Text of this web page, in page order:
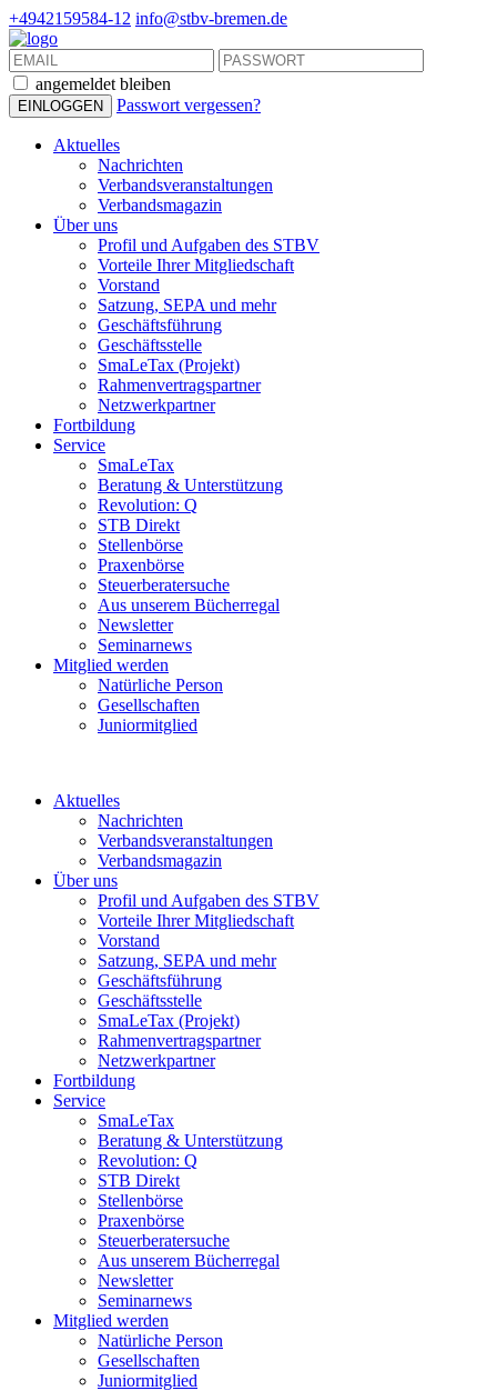
+4942159584-12 info@stbv-bremen.de
angemeldet bleiben
Passwort vergessen?
Aktuelles
Nachrichten
Verbandsveranstaltungen
Verbandsmagazin
Über uns
Profil und Aufgaben des STBV
Vorteile Ihrer Mitgliedschaft
Vorstand
Satzung, SEPA und mehr
Geschäftsführung
Geschäftsstelle
SmaLeTax (Projekt)
Rahmenvertragspartner
Netzwerkpartner
Fortbildung
Service
SmaLeTax
Beratung & Unterstützung
Revolution: Q
STB Direkt
Stellenbörse
Praxenbörse
Steuerberatersuche
Aus unserem Bücherregal
Newsletter
Seminarnews
Mitglied werden
Natürliche Person
Gesellschaften
Juniormitglied
Aktuelles
Nachrichten
Verbandsveranstaltungen
Verbandsmagazin
Über uns
Profil und Aufgaben des STBV
Vorteile Ihrer Mitgliedschaft
Vorstand
Satzung, SEPA und mehr
Geschäftsführung
Geschäftsstelle
SmaLeTax (Projekt)
Rahmenvertragspartner
Netzwerkpartner
Fortbildung
Service
SmaLeTax
Beratung & Unterstützung
Revolution: Q
STB Direkt
Stellenbörse
Praxenbörse
Steuerberatersuche
Aus unserem Bücherregal
Newsletter
Seminarnews
Mitglied werden
Natürliche Person
Gesellschaften
Juniormitglied